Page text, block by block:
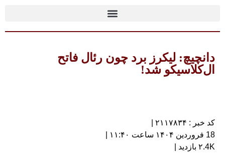
دانچیچ: لیکرز برد چون رئال فاتح
ال‌کلاسیکو شد!
کد خبر : ۲۱۱۷۸۳۴ |
18 فروردین ۱۴۰۴ ساعت ۱۱:۴۰ |
۲.4K بازدید |